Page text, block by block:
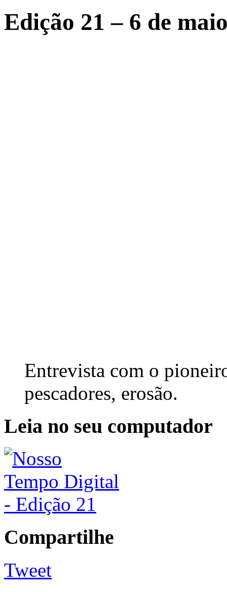
Edição 21 – 6 de
Entrevista com o
pescadores, erosão.
Leia no seu computador
Compartilhe
Tweet